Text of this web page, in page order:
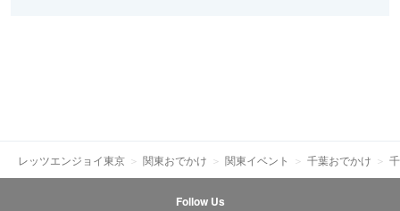
レッツエンジョイ東京 関東おでかけ 関東イベント 千葉おでかけ
Follow Us